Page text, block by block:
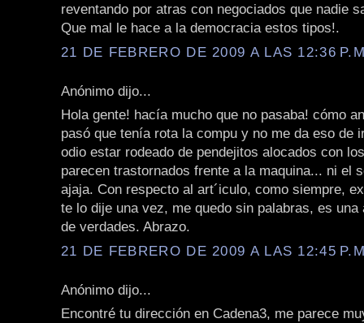
reventando por atras con negociados que nadie
Que mal le hace a la democracia estos tipos!.
21 DE FEBRERO DE 2009 A LAS 12:36
Anónimo dijo...
Hola gente! hacía mucho que no pasaba! cómo
pasó que tenía rota la compu y no me da eso de
odio estar rodeado de pendejitos alocados con
parecen trastornados frente a la maquina... ni el
ajaja. Con respecto al art´iculo, como siempre,
te lo dije una vez, me quedo sin palabras, es una
de verdades. Abrazo.
21 DE FEBRERO DE 2009 A LAS 12:45
Anónimo dijo...
Encontré tu dirección en Cadena3, me parece